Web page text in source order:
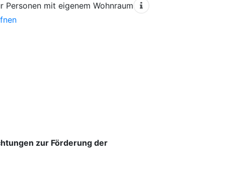
Personen mit eigenem Wohnraum
zur Förderung der